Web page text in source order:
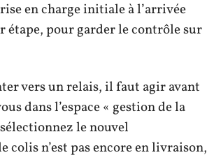
en charge initiale à l’arrivée
étape, pour garder le contrôle sur
vers un relais, il faut agir avant
dans l’espace « gestion de la
le nouvel
colis n’est pas encore en livraison,